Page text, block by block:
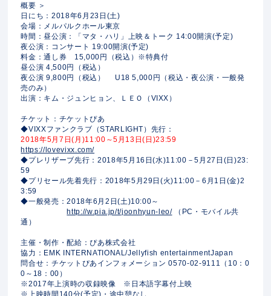
概要 ＞
日にち：2018年6月23日(土)
会場：メルパルクホール東京
時間：昼公演：「マタ・ハリ」上映＆トーク 14:00開演(予定)
夜公演：コンサート 19:00開演(予定)
料金：通し券 15,000円（税込）※特典付
昼公演 4,500円（税込）
夜公演 9,800円（税込） U18 5,000円（税込・夜公演・一般発
売のみ）
出演：キム・ジュンヒョン、ＬＥＯ（VIXX）
チケット：チケットぴあ
◆VIXXファンクラブ（STARLIGHT）先行：
2018年5月7日(月)11:00～5月13日(日)23:59
https://lovevixx.com/
◆プレリザーブ先行：2018年5月16日(水)11:00－5月27日(日)23:
59
◆プリセール先着先行：2018年5月29日(火)11:00－6月1日(金)2
3:59
◆一般発売：2018年6月2日(土)10:00～
http://w.pia.jp/t/joonhyun-leo/（PC・モバイル共
通）
主催・制作・配給：ぴあ株式会社
協力：EMK INTERNATIONAL/Jellyfish entertainmentJapan
問合せ：チケットぴあインフォメーション 0570-02-9111（10：0
0～18：00）
※2017年上演時の収録映像 ※日本語字幕付上映
※上映時間140分(予定)・途中憩なし